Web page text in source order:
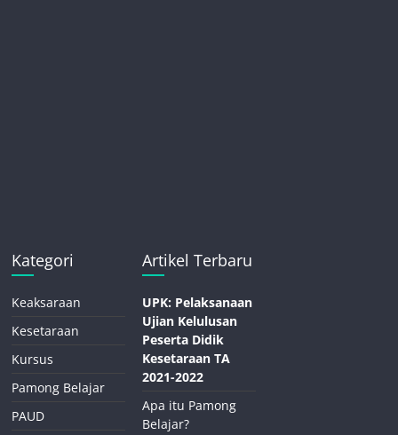
Kategori
Keaksaraan
Kesetaraan
Kursus
Pamong Belajar
PAUD
Artikel Terbaru
UPK: Pelaksanaan
Ujian Kelulusan
Peserta Didik
Kesetaraan TA
2021-2022
Apa itu Pamong
Belajar?